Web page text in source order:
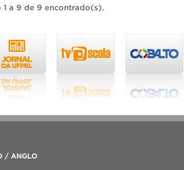
a 9 de 9 encontrado(s).
/ ANGLO